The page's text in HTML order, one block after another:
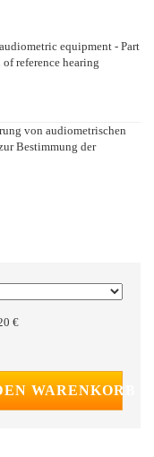
equipment - Part
reference hearing
von audiometrischen
Bestimmung der
€
WARENKORB